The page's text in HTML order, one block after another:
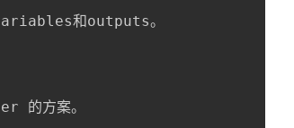
和outputs。
的方案。